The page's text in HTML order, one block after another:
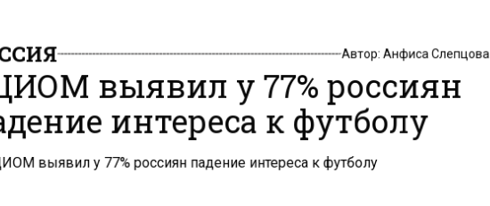
Автор: Анфиса Слепцова
выявил у 77% россиян
интереса к футболу